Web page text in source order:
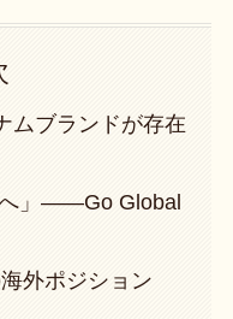
ムブランドが存在
へ」——Go Global
外ポジション